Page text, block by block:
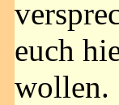
euch
wollen.